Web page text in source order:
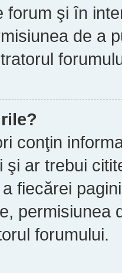
forum şi în
de a
conţin
ar trebui
fiecărei
permisiunea
forumului.